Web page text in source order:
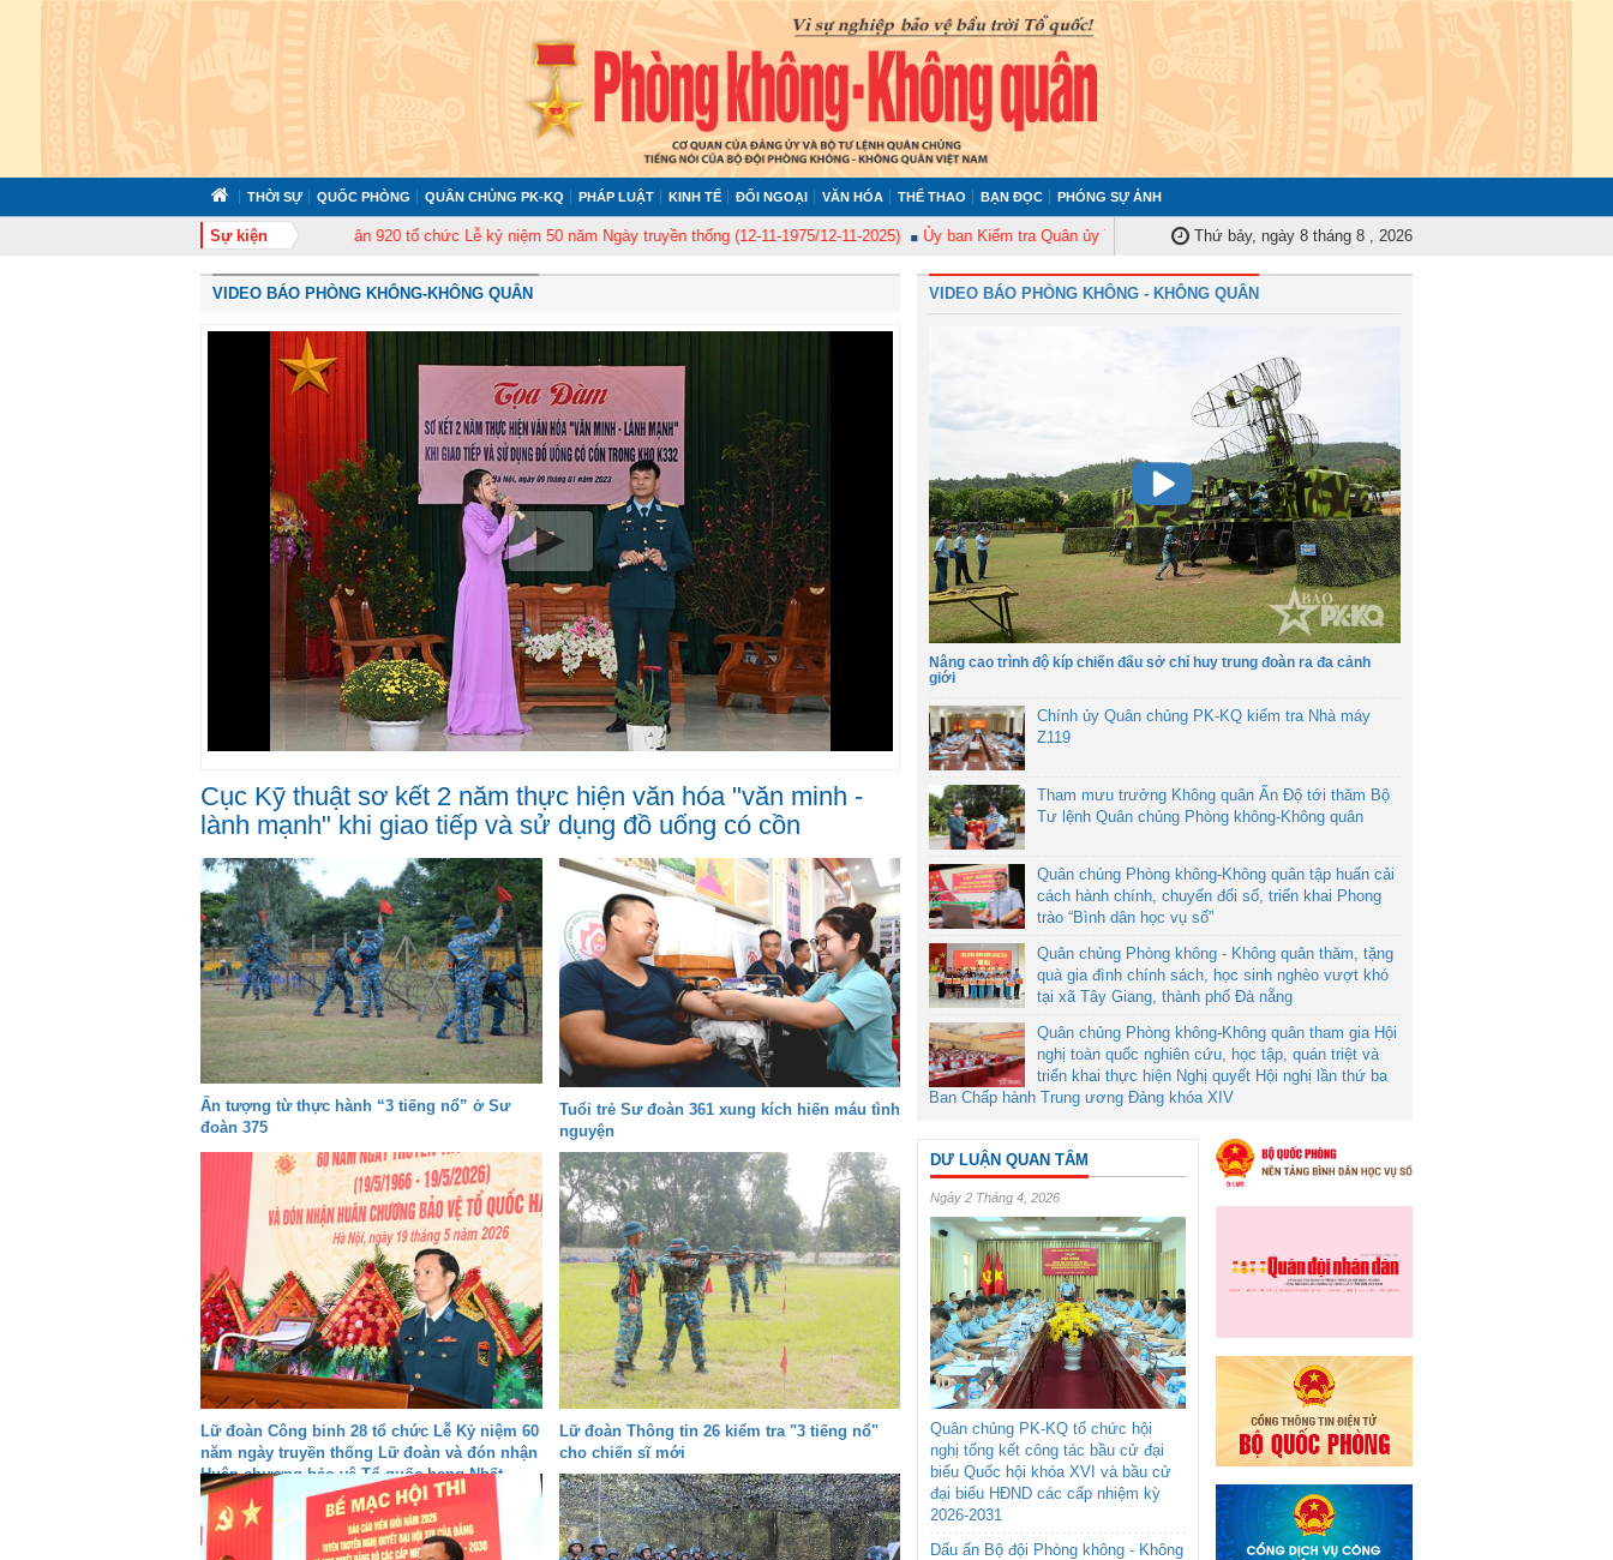
THỜI SỰ QUỐC PHÒNG QUÂN CHỦNG PK-KQ PHÁP LUẬT KINH TẾ ĐỐI NGOẠI VĂN HÓA THỂ THAO BẠN ĐỌC PHÓNG SỰ ẢNH
Sự kiện
Trung đoàn Không quân 920 tổ chức Lễ kỷ niệm 50 năm Ngày truyền thống (12-11-1975/12-11-2025) Ủy ban Kiểm tra Quân ủy Trung ương tập huấn nghiệp vụ công tác kiểm tra, giám sát năm 2025
Thứ bảy, ngày 8 tháng 8 , 2026
VIDEO BÁO PHÒNG KHÔNG-KHÔNG QUÂN
Cục Kỹ thuật sơ kết 2 năm thực hiện văn hóa "văn minh -
lành mạnh" khi giao tiếp và sử dụng đồ uống có cồn
Ấn tượng từ thực hành “3 tiếng nổ” ở Sư
đoàn 375
Tuổi trẻ Sư đoàn 361 xung kích hiến máu tình
nguyện
Lữ đoàn Công binh 28 tổ chức Lễ Kỷ niệm 60
năm ngày truyền thống Lữ đoàn và đón nhận
Huân chương bảo vệ Tổ quốc hạng Nhất
Lữ đoàn Thông tin 26 kiểm tra "3 tiếng nổ"
cho chiến sĩ mới
VIDEO BÁO PHÒNG KHÔNG - KHÔNG QUÂN
Nâng cao trình độ kíp chiến đấu sở chỉ huy trung đoàn ra đa cảnh
giới
Chính ủy Quân chủng PK-KQ kiểm tra Nhà máy
Z119
Tham mưu trưởng Không quân Ấn Độ tới thăm Bộ
Tư lệnh Quân chủng Phòng không-Không quân
Quân chủng Phòng không-Không quân tập huấn cải
cách hành chính, chuyển đổi số, triển khai Phong
trào “Bình dân học vụ số”
Quân chủng Phòng không - Không quân thăm, tặng
quà gia đình chính sách, học sinh nghèo vượt khó
tại xã Tây Giang, thành phố Đà nẵng
Quân chủng Phòng không-Không quân tham gia Hội
nghị toàn quốc nghiên cứu, học tập, quán triệt và
triển khai thực hiện Nghị quyết Hội nghị lần thứ ba
Ban Chấp hành Trung ương Đảng khóa XIV
DƯ LUẬN QUAN TÂM
Ngày 2 Tháng 4, 2026
Quân chủng PK-KQ tổ chức hội
nghị tổng kết công tác bầu cử đại
biểu Quốc hội khóa XVI và bầu cử
đại biểu HĐND các cấp nhiệm kỳ
2026-2031
Dấu ấn Bộ đội Phòng không - Không